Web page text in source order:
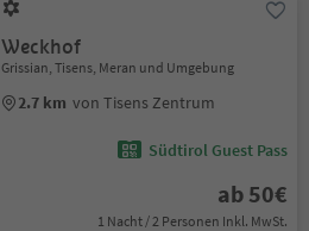
Weckhof
Grissian, Tisens, Meran und Umgebung
2.7 km von Tisens Zentrum
Südtirol Guest Pass
ab 50€
1 Nacht / 2 Personen Inkl. MwSt.